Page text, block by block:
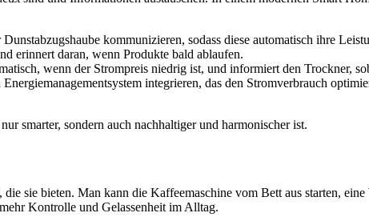
kommunizieren, sodass diese automatisch ihre
erinnert daran, wenn Produkte bald ablaufen.
wenn der Strompreis niedrig ist, und informiert den Trockner,
Energiemanagementsystem integrieren, das den Stromverbrauch
smarter, sondern auch nachhaltiger und harmonischer ist.
sie bieten. Man kann die Kaffeemaschine vom Bett aus starten,
Kontrolle und Gelassenheit im Alltag.